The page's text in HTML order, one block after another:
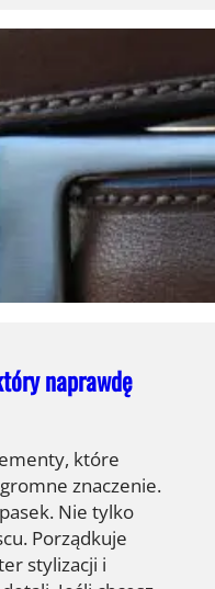
naprawdę
które
znaczenie.
Nie tylko
Porządkuje
stylizacji i